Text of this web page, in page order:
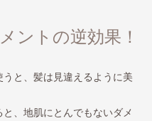
ントの逆効果！
と、髪は見違えるように美
、地肌にとんでもないダメ